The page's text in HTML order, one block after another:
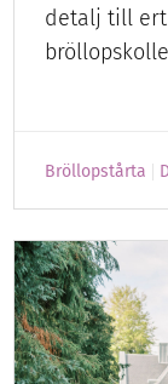
detalj till ert
Bröllopstårta